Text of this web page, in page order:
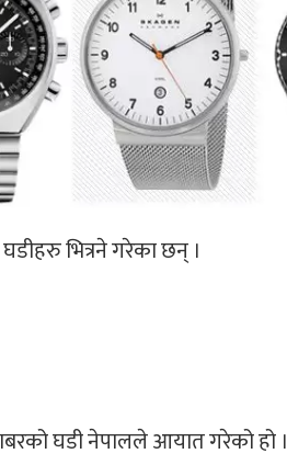
भित्रने गरेका छन् ।
घडी नेपालले आयात गरेको हो ।